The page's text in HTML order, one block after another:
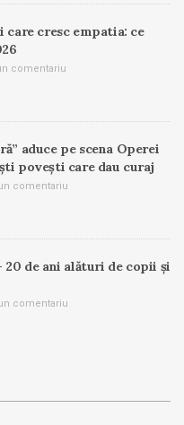
cresc empatia: ce
comentariu
aduce pe scena Operei
povești care dau curaj
comentariu
20 de ani alături de copii și
comentariu